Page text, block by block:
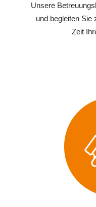
Unsere
und begleiten Sie
Zeit